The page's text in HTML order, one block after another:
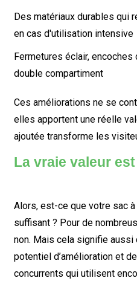
Des matériaux durables qui
en cas d'utilisation intensive
Fermetures éclair,
double compartiment
Ces améliorations ne se
elles apportent une réelle
ajoutée transforme les
La vraie valeur
Alors, est-ce que votre sac
suffisant ? Pour de
non. Mais cela signifie aussi
potentiel d’amélioration et
concurrents qui utilisent